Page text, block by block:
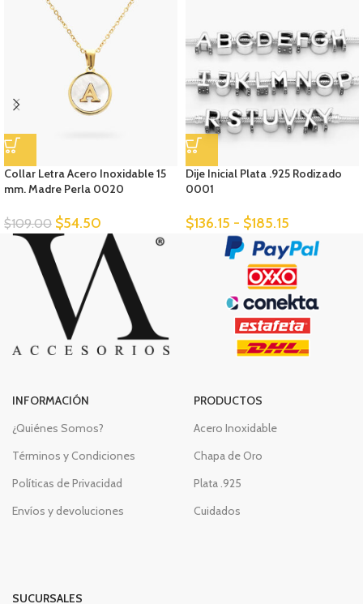
Collar Letra Acero Inoxidable 15
mm. Madre Perla 0020
$109.00 $54.50
Dije Inicial Plata .925 Rodizado
0001
$136.15 - $185.15
INFORMACIÓN
¿Quiénes Somos?
Términos y Condiciones
Políticas de Privacidad
Envíos y devoluciones
PRODUCTOS
Acero Inoxidable
Chapa de Oro
Plata .925
Cuidados
SUCURSALES